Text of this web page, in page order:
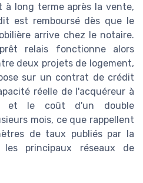
à long terme après la vente,
est remboursé dès que le
arrive chez le notaire.
relais fonctionne alors
deux projets de logement,
sur un contrat de crédit
réelle de l'acquéreur à
et le coût d'un double
mois, ce que rappellent
de taux publiés par la
principaux réseaux de